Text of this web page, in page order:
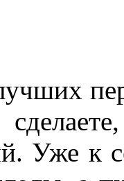
Уже к